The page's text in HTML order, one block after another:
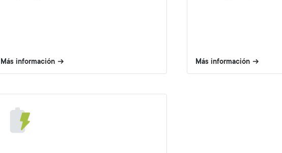
Más información Más información